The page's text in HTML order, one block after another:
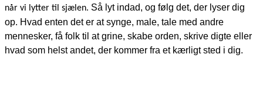
når vi lytter til sjælen. Så lyt indad, og følg det, der lyser dig
op. Hvad enten det er at synge, male, tale med andre
mennesker, få folk til at grine, skabe orden, skrive digte eller
hvad som helst andet, der kommer fra et kærligt sted i dig.